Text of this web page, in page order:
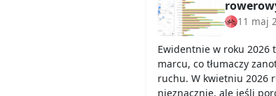
11 maj
Ewidentnie w roku 2026
marcu, co tłumaczy
ruchu. W kwietniu 2026
nieznacznie, ale jeśli